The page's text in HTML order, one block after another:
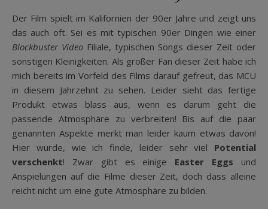
Der Film spielt im Kalifornien der 90er Jahre und zeigt uns
das auch oft. Sei es mit typischen 90er Dingen wie einer
Blockbuster Video Filiale, typischen Songs dieser Zeit oder
sonstigen Kleinigkeiten. Als großer Fan dieser Zeit habe ich
mich bereits im Vorfeld des Films darauf gefreut, das MCU
in diesem Jahrzehnt zu sehen. Leider sieht das fertige
Produkt etwas blass aus, wenn es darum geht die
passende Atmosphäre zu verbreiten! Bis auf die paar
genannten Aspekte merkt man leider kaum etwas davon!
Hier wurde, wie ich finde, leider sehr viel Potential
verschenkt! Zwar gibt es einige Easter Eggs und
Anspielungen auf die Filme dieser Zeit, doch dass alleine
reicht nicht um eine gute Atmosphäre zu bilden.